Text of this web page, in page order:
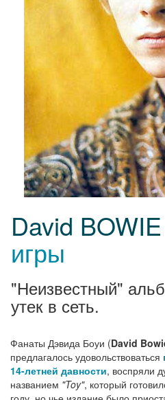
David BOWIE
игры
"Неизвестный"
утек в сеть.
Фанаты Дэвида Боуи (David
предлагалось удовольствоваться
14-летней давности, воспряли
названием "Toy", который